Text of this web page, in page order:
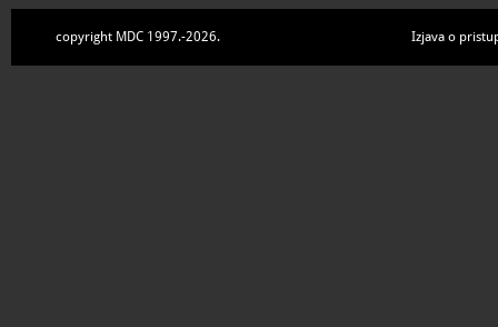
copyright MDC 1997.-2026. Izjava o